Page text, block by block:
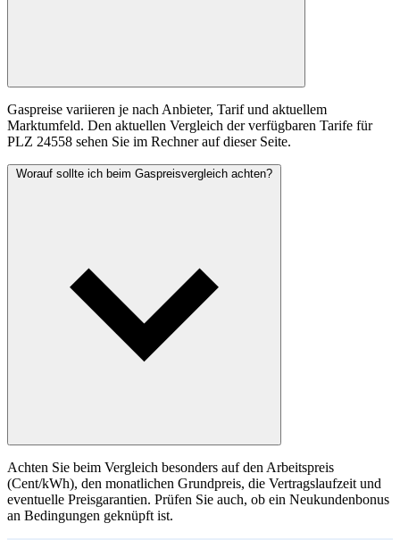
Gaspreise variieren je nach Anbieter, Tarif und aktuellem
Marktumfeld. Den aktuellen Vergleich der verfügbaren Tarife für
PLZ 24558 sehen Sie im Rechner auf dieser Seite.
Worauf sollte ich beim Gaspreisvergleich achten?
Achten Sie beim Vergleich besonders auf den Arbeitspreis
(Cent/kWh), den monatlichen Grundpreis, die Vertragslaufzeit und
eventuelle Preisgarantien. Prüfen Sie auch, ob ein Neukundenbonus
an Bedingungen geknüpft ist.